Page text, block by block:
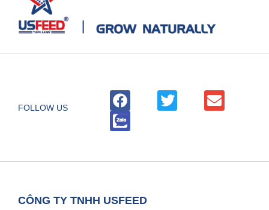
FOLLOW US
CÔNG TY TNHH USFEED